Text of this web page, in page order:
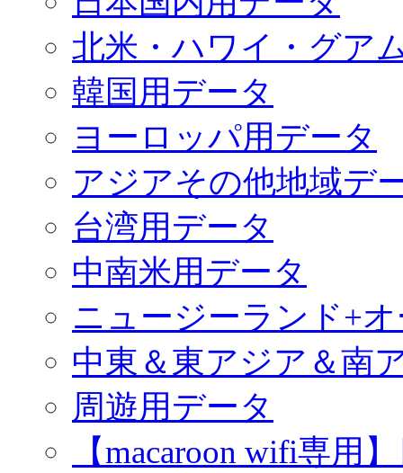
北米・ハワイ・グア
韓国用データ
ヨーロッパ用データ
アジアその他地域デ
台湾用データ
中南米用データ
ニュージーランド+
中東＆東アジア＆南
周遊用データ
【macaroon wifi専用